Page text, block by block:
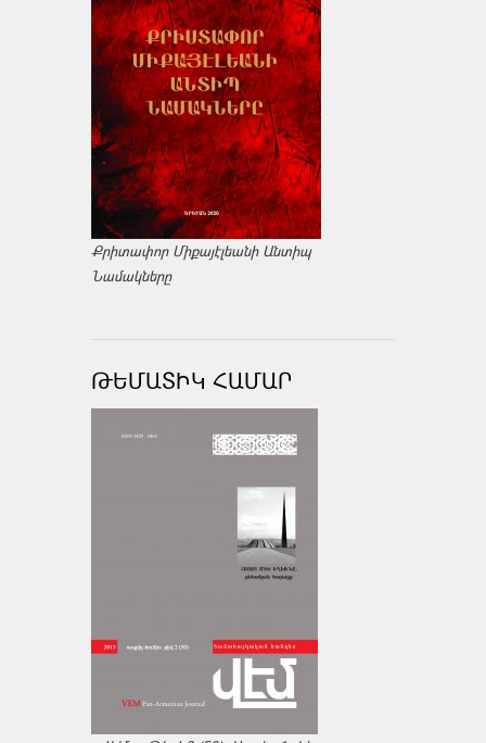
Քրիտափոր Միքայէլեանի Անտիպ
Նամակները
ԹԵՄԱՏԻԿ ՀԱՄԱՐ